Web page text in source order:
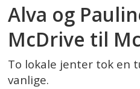
Alva og
McDrive til
To lokale jenter tok en
vanlige.